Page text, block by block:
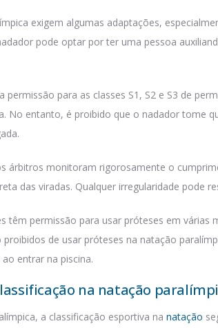
exigem algumas adaptações,
pode optar por ter uma pessoa
para as classes S1, S2 e S3 de
No entanto, é proibido que o nadador tome
árbitros monitoram rigorosamente o
das viradas. Qualquer irregularidade pode
têm permissão para usar próteses em várias
de usar próteses na natação
entrar na piscina.
na natação
a classificação esportiva na natação